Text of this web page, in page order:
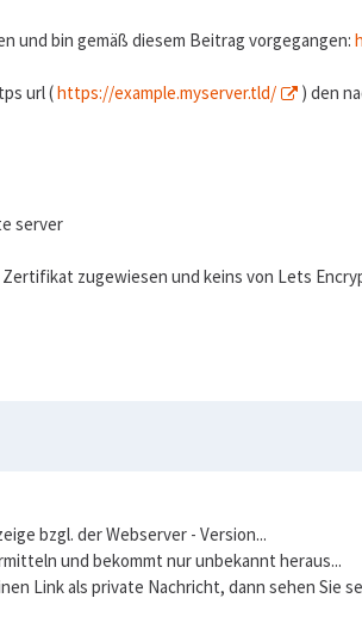
und bin gemäß diesem Beitrag vorgegangen:
url (https://example.myserver.tld/ ) den
server
zugewiesen und keins von Lets
bzgl. der Webserver - Version...
und bekommt nur unbekannt heraus...
Link als private Nachricht, dann sehen Sie